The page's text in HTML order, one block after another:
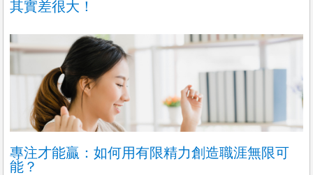
其實差很大！
專注才能贏：如何用有限精力創造職涯無限可
能？